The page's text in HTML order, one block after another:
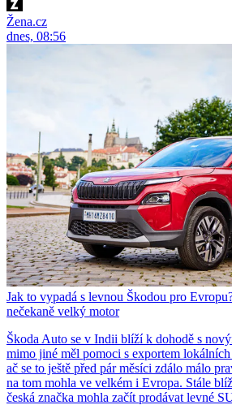
Žena.cz
dnes, 08:56
Jak to vypadá s levnou Škodou pro
nečekaně velký motor
Škoda Auto se v Indii blíží k dohodě s
mimo jiné měl pomoci s exportem
ač se to ještě před pár měsíci zdálo málo
na tom mohla ve velkém i Evropa. Stále
česká značka mohla začít prodávat levné